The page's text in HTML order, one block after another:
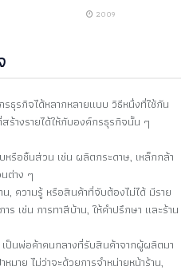
2009
ธุรกิจได้หลากหลายแบบ วิธีหนึ่งที่ใช้กัน
างรายได้ให้กับองค์กรธุรกิจนั้น ๆ
อชิ้นส่วน เช่น ผลิตกระดาษ, เหล็กกล้า
ต่าง ๆ
, ความรู้ หรือสินค้าที่จับต้องไม่ได้ มีราย
ร เช่น การทาสีบ้าน, ให้คำปรึกษา และร้าน
ป็นพ่อค้าคนกลางที่รับสินค้าจากผู้ผลิตมา
มาย ไม่ว่าจะด้วยการจำหน่ายหน้าร้าน,